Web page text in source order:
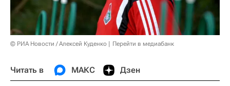
© РИА Новости / Алексей Куденко Перейти в медиабанк
Читать в МАКС Дзен